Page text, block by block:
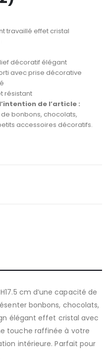
travaillé effet cristal
décoratif élégant
avec prise décorative
résistant
de l’article :
bonbons, chocolats,
accessoires décoratifs.
cm d’une capacité de
bonbons, chocolats,
élégant effet cristal avec
touche raffinée à votre
intérieure. Parfait pour